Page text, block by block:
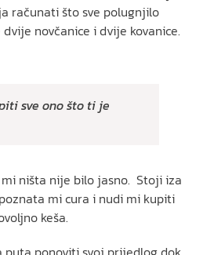
računati što sve polugnjilo
novčanice i dvije kovanice.
sve ono što ti je
ništa nije bilo jasno. Stoji iza
mi cura i nudi mi kupiti
keša.